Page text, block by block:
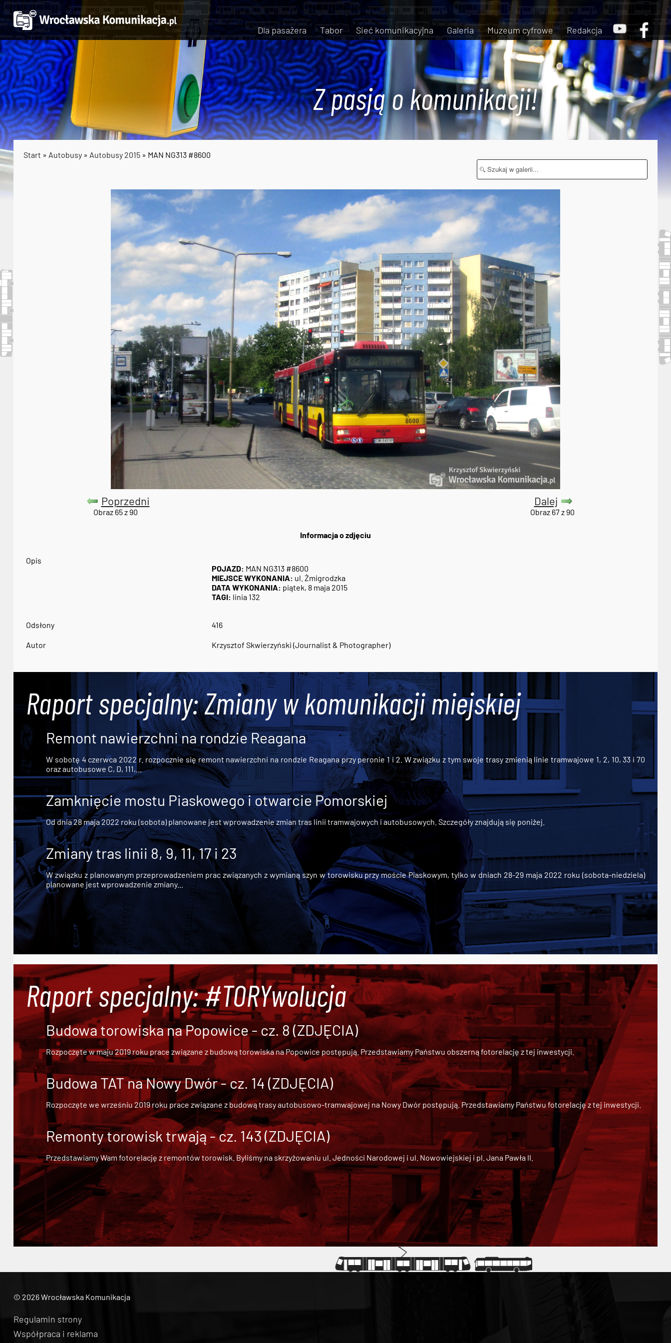
Dla pasażera Tabor Sieć komunikacyjna Galeria Muzeum cyfrowe Redakcja
Z pasją o komunikacji!
Start » Autobusy » Autobusy 2015 » MAN NG313 #8600
Poprzedni
Obraz 65 z 90
Dalej
Obraz 67 z 90
Informacja o zdjęciu
Opis
POJAZD: MAN NG313 #8600
MIEJSCE WYKONANIA: ul. Żmigrodzka
DATA WYKONANIA: piątek, 8 maja 2015
TAGI: linia 132
Odsłony 416
Autor Krzysztof Skwierzyński (Journalist & Photographer)
Raport specjalny: Zmiany w komunikacji miejskiej
Remont nawierzchni na rondzie Reagana
W sobotę 4 czerwca 2022 r. rozpocznie się remont nawierzchni na rondzie Reagana przy peronie 1 i 2. W związku z tym swoje trasy zmienią linie tramwajowe 1, 2, 10, 33 i 70
oraz autobusowe C, D, 111,...
Zamknięcie mostu Piaskowego i otwarcie Pomorskiej
Od dnia 28 maja 2022 roku (sobota) planowane jest wprowadzenie zmian tras linii tramwajowych i autobusowych. Szczegóły znajdują się poniżej.
Zmiany tras linii 8, 9, 11, 17 i 23
W związku z planowanym przeprowadzeniem prac związanych z wymianą szyn w torowisku przy moście Piaskowym, tylko w dniach 28-29 maja 2022 roku (sobota-niedziela)
planowane jest wprowadzenie zmiany...
Raport specjalny: #TORYwolucja
Budowa torowiska na Popowice - cz. 8 (ZDJĘCIA)
Rozpoczęte w maju 2019 roku prace związane z budową torowiska na Popowice postępują. Przedstawiamy Państwu obszerną fotorelację z tej inwestycji.
Budowa TAT na Nowy Dwór - cz. 14 (ZDJĘCIA)
Rozpoczęte we wrześniu 2019 roku prace związane zbudową trasy autobusowo-tramwajowej na Nowy Dwórpostępują. Przedstawiamy Państwu fotorelację z tej inwestycji.
Remonty torowisk trwają - cz. 143 (ZDJĘCIA)
Przedstawiamy Wam fotorelację z remontów torowisk. Byliśmy na skrzyżowaniu ul. Jedności Narodowej i ul. Nowowiejskiej i pl. Jana Pawła II.
© 2026 Wrocławska Komunikacja
Regulamin strony
Współpraca i reklama